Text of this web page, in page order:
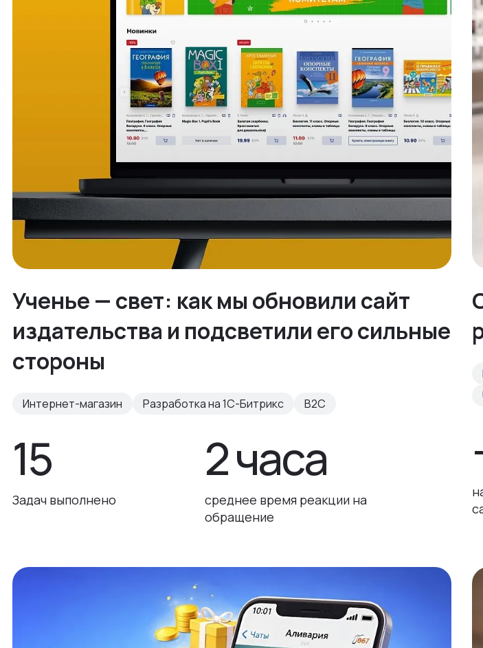
Ученье — свет: как мы обновили сайт
издательства и подсветили его сильные
стороны
Интернет-магазин Разработка на 1С-Битрикс B2C
15
Задач выполнено
2 часа
среднее время реакции на
обращение